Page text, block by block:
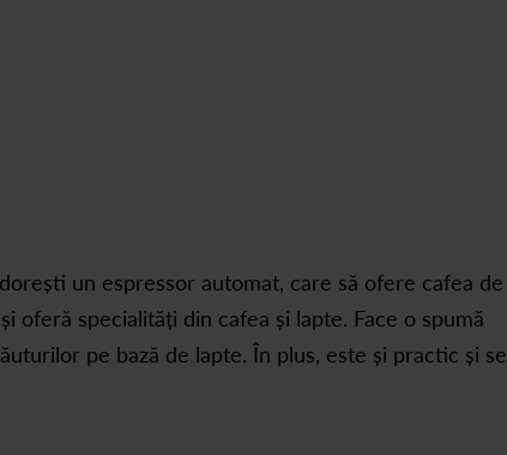
un espressor automat, care să ofere cafea de
oferă specialități din cafea și lapte. Face o spumă
pe bază de lapte. În plus, este și practic și se